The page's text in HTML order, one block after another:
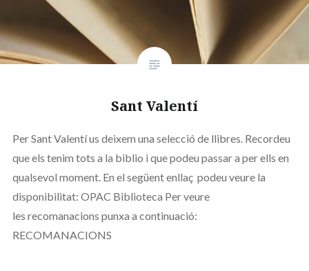
Sant Valentí
Per Sant Valentí us deixem una selecció de llibres. Recordeu
que els tenim tots a la biblio i que podeu passar a per ells en
qualsevol moment. En el següent enllaç podeu veure la
disponibilitat: OPAC Biblioteca Per veure
les recomanacions punxa a continuació:
RECOMANACIONS